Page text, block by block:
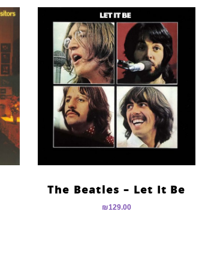
The Beatles – Let It Be
₪129.00